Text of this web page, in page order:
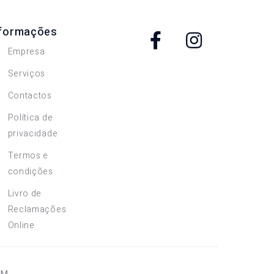
Empresa
Serviços
Contactos
Política de
privacidade
Termos e
condições
Livro de
Reclamações
Online